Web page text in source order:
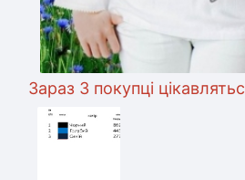
3 покупці цікавляться